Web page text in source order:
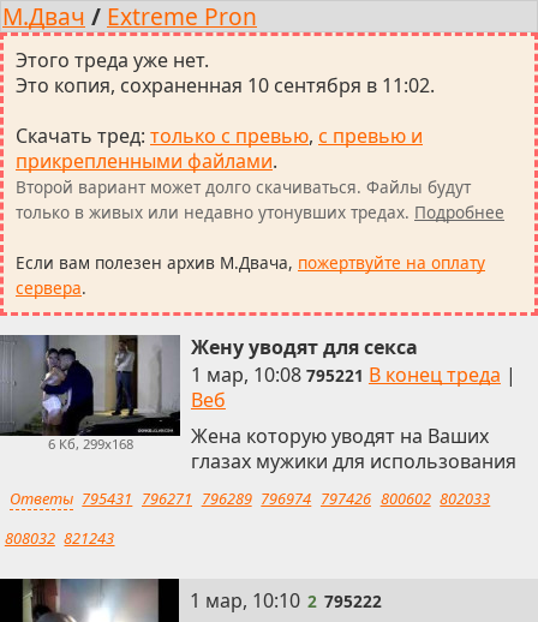
М.Двач / Extreme Pron
Этого треда уже нет.
Это копия, сохраненная 10 сентября в 11:02.
Скачать тред: только с превью, с превью и
прикрепленными файлами.
Второй вариант может долго скачиваться. Файлы будут
только в живых или недавно утонувших тредах. Подробнее
Если вам полезен архив М.Двача, пожертвуйте на оплату
сервера.
6 Кб, 299x168
Жену уводят для секса
1 мар, 10:08 795221 В конец треда |
Веб
Жена которую уводят на Ваших
глазах мужики для использования
Ответы 795431 796271 796289 796974 797426 800602 802033
808032 821243
2
1 мар, 10:10 2 795222